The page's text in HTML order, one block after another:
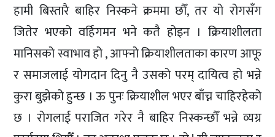
हामी बिस्तारै बाहिर निस्कने क्रममा छौँ, तर यो रोगसँग
जितेर भएको वर्हिगमन भने कतै होइन । क्रियाशीलता
मानिसको स्वाभाव हो , आफ्नो क्रियाशीलताका कारण आफू
र समाजलाई योगदान दिनु नै उसको परम् दायित्व हो भन्ने
कुरा बुझेको हुन्छ । ऊ पुनः क्रियाशील भएर बाँच्न चाहिरहेको
छ । रोगलाई पराजित गरेर नै बाहिर निस्कन्छौँ भन्ने व्यग्र